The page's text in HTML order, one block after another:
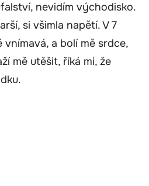
nevidím východisko.
si všimla napětí. V 7
a bolí mě srdce,
mě utěšit, říká mi, že